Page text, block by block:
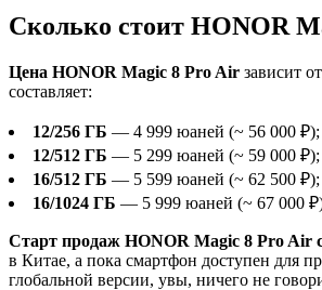
Сколько стоит HONOR
Цена HONOR Magic 8 Pro Air зависит
составляет:
12/256 ГБ — 4 999 юаней (~ 56 000 ₽);
12/512 ГБ — 5 299 юаней (~ 59 000 ₽);
16/512 ГБ — 5 599 юаней (~ 62 500 ₽);
16/1024 ГБ — 5 999 юаней (~ 67 000
Старт продаж HONOR Magic 8 Pro Air
в Китае, а пока смартфон доступен для
глобальной версии, увы, ничего не